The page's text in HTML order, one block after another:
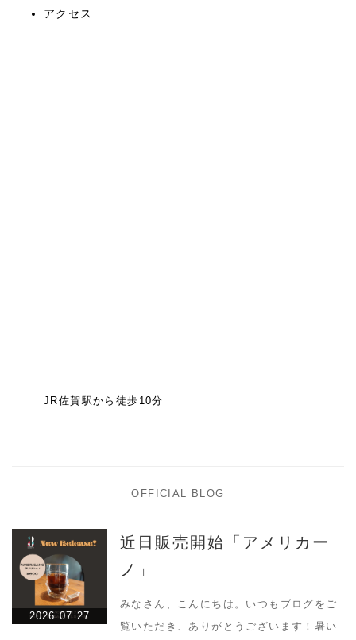
アクセス
JR佐賀駅から徒歩10分
OFFICIAL BLOG
2026.07.27
近日販売開始「アメリカー
ノ」
みなさん、こんにちは。いつもブログをご
覧いただき、ありがとうございます！暑い